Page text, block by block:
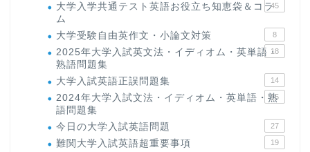
大学入学共通テスト英語お役立ち知恵袋＆コラ
ム
45
大学受験自由英作文・小論文対策 8
2025年大学入試英文法・イディオム・英単語・
熟語問題集
18
大学入試英語正誤問題集 14
2024年大学入試文法・イディオム・英単語・熟
語問題集
15
今日の大学入試英語問題 27
難関大学入試英語超重要事項 19